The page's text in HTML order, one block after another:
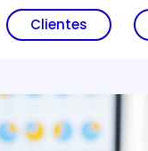
Clientes